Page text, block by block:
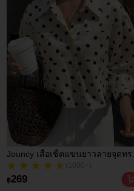
Jouncy เสื้อเชิ้ตแขนยาวลายจุดทรง
หลวมสำหรับผู้หญิง
(1000+)
100+ ขายแล้ว
100+ ขายแล้ว
฿269